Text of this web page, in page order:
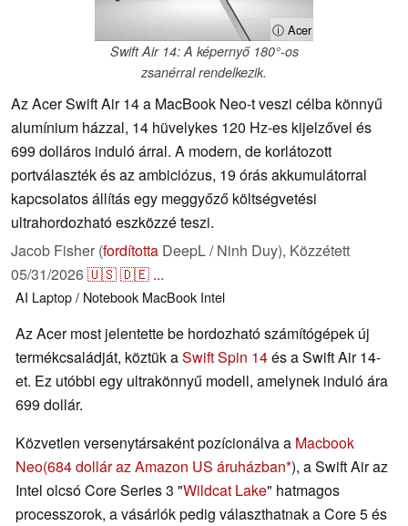
ⓘ Acer
Swift Air 14: A képernyő 180°-os
zsanérral rendelkezik.
Az Acer Swift Air 14 a MacBook Neo-t veszi célba könnyű
alumínium házzal, 14 hüvelykes 120 Hz-es kijelzővel és
699 dolláros induló árral. A modern, de korlátozott
portválaszték és az ambiciózus, 19 órás akkumulátorral
kapcsolatos állítás egy meggyőző költségvetési
ultrahordozható eszközzé teszi.
Jacob Fisher (fordította DeepL / Ninh Duy), Közzétett
05/31/2026🇺🇸🇩🇪 ...
AI Laptop / Notebook MacBook Intel
Az Acer most jelentette be hordozható számítógépek új
termékcsaládját, köztük aSwift Spin 14és a Swift Air 14-
et. Ez utóbbi egy ultrakönnyű modell, amelynek induló ára
699 dollár.
Közvetlen versenytársaként pozícionálva a Macbook
Neo(684 dollár az Amazon US áruházban ), a Swift Air az
Intel olcsó Core Series 3 "Wildcat Lake" hatmagos
processzorok, a vásárlók pedig választhatnak a Core 5 és